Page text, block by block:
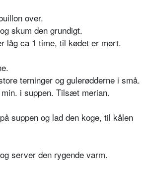
over.
skum den grundigt.
låg ca 1 time, til kødet er mørt.
terninger og gulerødderne i små.
i suppen. Tilsæt merian.
suppen og lad den koge, til kålen
server den rygende varm.